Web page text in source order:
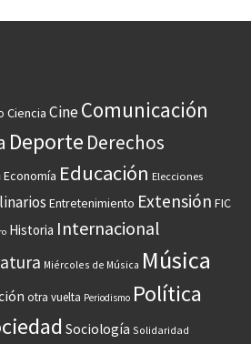
Ciencia CineComunicación
Deporte Derechos
Economía Educación Elecciones
Entretenimiento Extensión FIC
Historia Internacional
Miércoles de Música Música
otra vuelta Periodismo Política
Sociología Solidaridad